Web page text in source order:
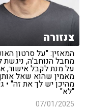
צנזורה
המאזין: "על סרטון
מחבל הנוחב'ה, ניגשת
על מנת לקבל אישור,
מאמין שהוא שאל
מהיכן יש לך את זה" •
"לא"
07/01/2025